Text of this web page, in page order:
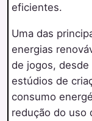
eficientes.
Uma das
energias
de jogos,
estúdios de
consumo
redução do uso